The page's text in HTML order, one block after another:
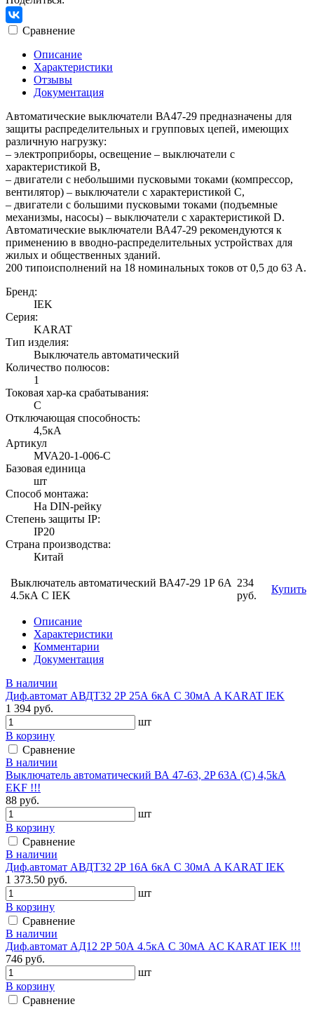
Сравнение
Описание
Характеристики
Отзывы
Документация
Автоматические выключатели ВА47-29 предназначены для
защиты распределительных и групповых цепей, имеющих
различную нагрузку:
– электроприборы, освещение – выключатели с
характеристикой В,
– двигатели с небольшими пусковыми токами (компрессор,
вентилятор) – выключатели с характеристикой C,
– двигатели с большими пусковыми токами (подъемные
механизмы, насосы) – выключатели с характеристикой D.
Автоматические выключатели ВА47-29 рекомендуются к
применению в вводно-распределительных устройствах для
жилых и общественных зданий.
200 типоисполнений на 18 номинальных токов от 0,5 до 63 А.
Бренд:
IEK
Серия:
KARAT
Тип изделия:
Выключатель автоматический
Количество полюсов:
1
Токовая хар-ка срабатывания:
C
Отключающая способность:
4,5кА
Артикул
MVA20-1-006-C
Базовая единица
шт
Способ монтажа:
На DIN-рейку
Степень защиты IP:
IP20
Страна производства:
Китай
Выключатель автоматический ВА47-29 1Р 6А
4.5кА С IEK
234
руб.
Купить
Описание
Характеристики
Комментарии
Документация
В наличии
Диф.автомат АВДТ32 2Р 25А 6кА С 30мА A KARAT IEK
1 394 руб.
шт
В корзину
Сравнение
В наличии
Выключатель автоматический ВА 47-63, 2P 63А (C) 4,5kA
EKF !!!
88 руб.
шт
В корзину
Сравнение
В наличии
Диф.автомат АВДТ32 2Р 16А 6кА С 30мА A KARAT IEK
1 373.50 руб.
шт
В корзину
Сравнение
В наличии
Диф.автомат АД12 2Р 50А 4.5кА C 30мА AC KARAT IEK !!!
746 руб.
шт
В корзину
Сравнение